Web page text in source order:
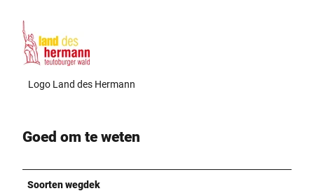
Logo Land des Hermann
Goed om te weten
Soorten wegdek